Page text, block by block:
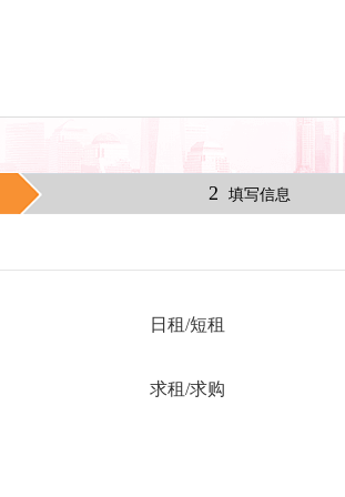
2 填写信息
日租/短租
求租/求购